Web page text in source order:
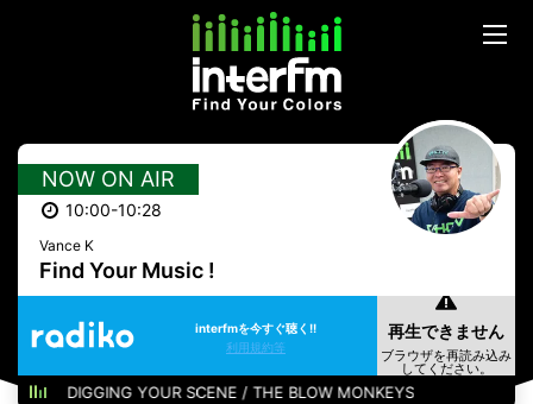
NOW ON AIR
10:00-10:28
Vance K
Find Your Music !
interfmを今すぐ聴く!!
利用規約等
DIGGING YOUR SCENE / THE BLOW MONKEYS